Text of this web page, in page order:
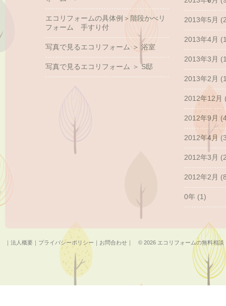
エコリフォームの具体例＞階段かべリ
フォーム 手すり付
写真で見るエコリフォーム ＞ 浴室
写真で見るエコリフォーム ＞ S邸
2013年5月
2013年4月
2013年3月
2013年2月
2012年12月
2012年9月
2012年4月
2012年3月
2012年2月
0年 (1)
｜ 法人概要 ｜ プライバシーポリシー ｜ お問合わせ ｜ © 2026 エコリフォームの無料相談